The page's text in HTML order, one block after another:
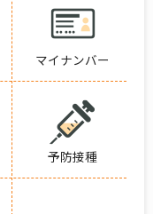
マイナンバー
予防接種